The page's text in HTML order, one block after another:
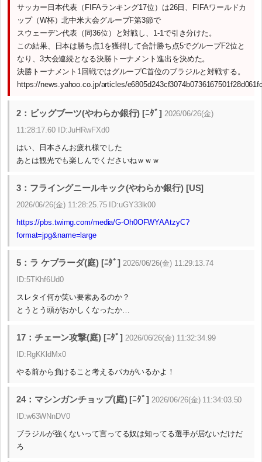
サッカー日本代表（FIFAランキング17位）は26日、FIFAワールドカ
ップ（W杯）北中米大会グループF第3節で
スウェーデン代表（同36位）と対戦し、1-1で引き分けた。
この結果、日本は勝ち点1を獲得して合計勝ち点5でグループF2位と
なり、3大会連続となる決勝トーナメント進出を決めた。
決勝トーナメント1回戦ではグループC首位のブラジルと対戦する。
https://news.yahoo.co.jp/articles/
2：ビッグブーツ(やわらか銀行) [ﾆﾀﾞ] 2026/06/26(金)
11:28:17.60 ID:JuHRwFXd0
はい、日本さんお疲れ様でした
あとは観光でも楽しんでくださいねｗｗｗ
3：フライングニールキック(やわらか銀行) [US]
2026/06/26(金) 11:28:25.75 ID:uGY33lk00
https://pbs.twimg.com/media/G-Oh0OFWYAAtzyC?
format=jpg&name=large
5：ラ ケブラーダ(庭) [ﾆﾀﾞ] 2026/06/26(金) 11:29:13.74
ID:5TKhf6Ud0
スレタイ何か笑い要素あるのか？
とうとう頭がおかしくなったか…
17：チェーン攻撃(庭) [ﾆﾀﾞ] 2026/06/26(金) 11:32:34.99
ID:RgKKldMx0
やる前から負けること考えるバカがいるかよ！
24：マシンガンチョップ(庭) [ﾆﾀﾞ] 2026/06/26(金) 11:34:03.50
ID:w63WNnDV0
ブラジルが強くないって言ってる奴は知ってる選手が居ないだけだ
ろ